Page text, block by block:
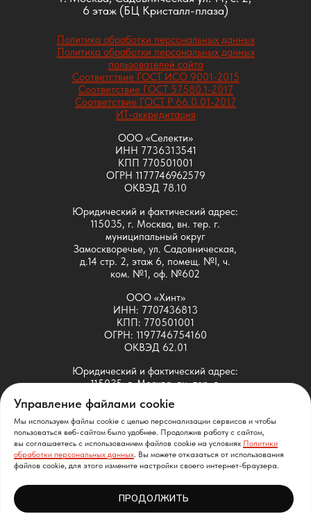
Управление файлами cookie
Мы используем файлы cookie с целью персонализации сервисов и чтобы
пользоваться веб-сайтом было удобнее. Продолжив работу с сайтом,
вы соглашаетесь с использованием файлов cookie на условиях Политики
обработки персональных данных. Вы можете отказаться от использования
файлов cookie, для этого измените настройки своего интернет-браузера.
ПРОДОЛЖИТЬ
Политика обработки персональных данных
Политика обработки персональных данных
пользователей сайта
Соответствие ГОСТ ИСО 9001-2015
Соответствие ГОСТ 57580.1-2017
Соответствие ГОСТ Р 66.0.01-2017
ИТ-аккредитация
ООО «Селекти»
ИНН 7736313541
КПП 770501001
ОГРН 1177746962579
ОКВЭД 78.10
Юридический и фактический адрес:
115035, г. Москва, вн. тер. г.
муниципальный округ
Замоскворечье, ул. Садовническая,
д.14 стр. 2, этаж 6, помещ. №I, ч.
ком. №1, оф. №602
ООО «Хинт»
ИНН: 7707436813
КПП: 770501001
ОГРН: 1197746754160
ОКВЭД 62.01
Юридический и фактический адрес:
115035, г. Москва, вн. тер. г.
муниципальный округ
Замоскворечье, ул. Садовническая,
д.14 стр. 2, этаж 6, помещ. №I, ч.
ком. №1, оф. №601
6 этаж (БЦ Кристалл-плаза)
ООО «Хинт» принадлежит исключительное право на
следующие ПО собственной разработки: SDMT
(свидетельство Роспатента № 2021664037), SATT
(свидетельство Роспатента № 2021663917)